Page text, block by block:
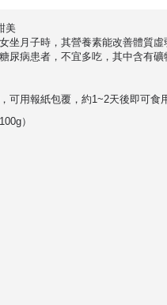
美
坐月子時，其營養素能改善體質
尿病患者，不宜多吃，其中含有
可用報紙包覆，約1~2天後即可食
）